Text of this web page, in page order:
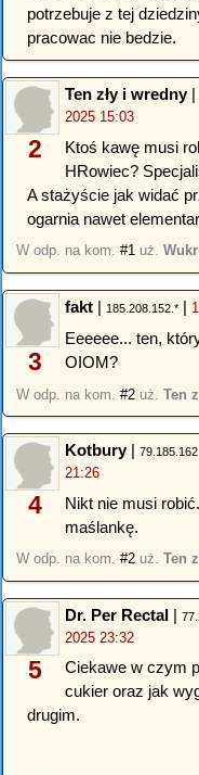
potrzebuje z tej
pracowac nie bedzie.
2
Ten zły i wredny|
2025 15:03
Ktoś kawę musi
HRowiec?
A stażyście jak widać
ogarnia nawet
W odp. na kom. #1 uż. Wukr
3
fakt | 185.208.152.* |
Eeeeee... ten,
OIOM?
W odp. na kom. #2 uż. Ten
4
Kotbury|
21:26
Nikt nie musi
maślankę.
W odp. na kom. #2 uż. Ten
5
Dr. Per Rectal |
2025 23:32
Ciekawe w czym
cukier oraz jak
drugim.